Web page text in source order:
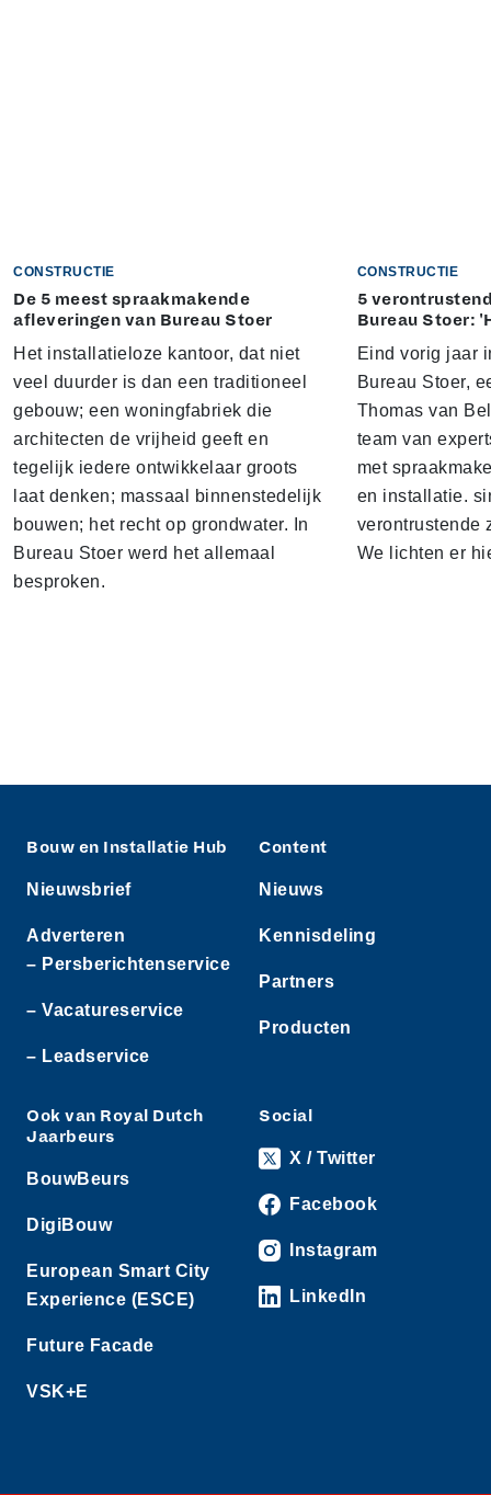
CONSTRUCTIE
De 5 meest spraakmakende
afleveringen van Bureau Stoer
Het installatieloze kantoor, dat niet
veel duurder is dan een traditioneel
gebouw; een woningfabriek die
architecten de vrijheid geeft en
tegelijk iedere ontwikkelaar groots
laat denken; massaal binnenstedelijk
bouwen; het recht op grondwater. In
Bureau Stoer werd het allemaal
besproken.
CONSTRUCTIE
5
Bureau Stoer:
Eind vorig jaar
Bureau Stoer,
Thomas van
team van
met
en installatie.
verontrustende
We lichten er
Bouw en Installatie Hub
Nieuwsbrief
Adverteren
– Persberichtenservice
– Vacatureservice
– Leadservice
Content
Nieuws
Kennisdeling
Partners
Producten
Ook van Royal Dutch
Jaarbeurs
BouwBeurs
DigiBouw
European Smart City
Experience (ESCE)
Future Facade
VSK+E
Social
X / Twitter
Facebook
Instagram
LinkedIn